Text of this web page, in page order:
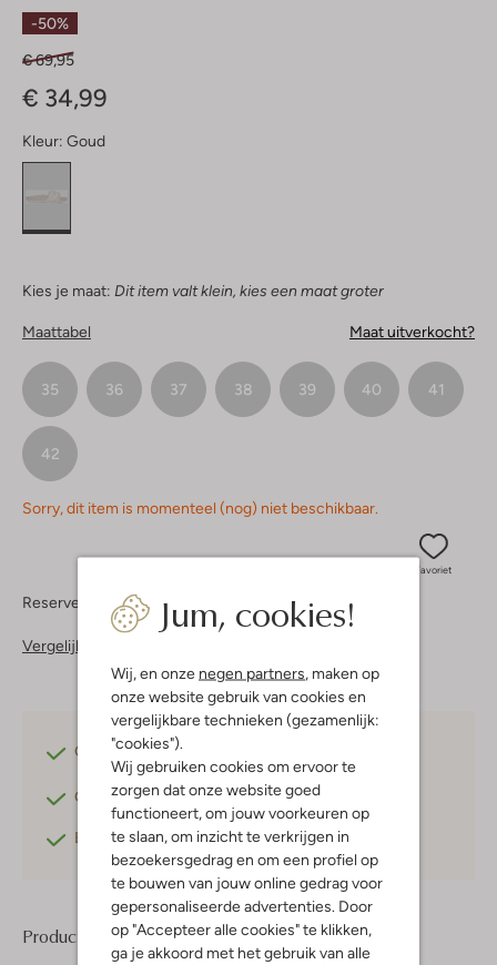
Jum, cookies!
Wij, en onze negen partners, maken op
onze website gebruik van cookies en
vergelijkbare technieken (gezamenlijk:
"cookies").
Wij gebruiken cookies om ervoor te
zorgen dat onze website goed
functioneert, om jouw voorkeuren op
te slaan, om inzicht te verkrijgen in
bezoekersgedrag en om een profiel op
te bouwen van jouw online gedrag voor
gepersonaliseerde advertenties. Door
op "Accepteer alle cookies" te klikken,
ga je akkoord met het gebruik van alle
Sterren
-50%
€ 69,95
€ 34,99
Kleur: Goud
Kies je maat: Dit item valt klein, kies een maat groter
Maattabel Maat uitverkocht?
35 36 37 38 39 40 41
42
Sorry, dit item is momenteel (nog) niet beschikbaar.
Favoriet
Reserveer direct in een van onze 37 boutiques
Vergelijkbare items
Gratis verzending
Gratis retournerenbinnen 30 dagen*
Betaal achterafmet Klarna
Product informatie